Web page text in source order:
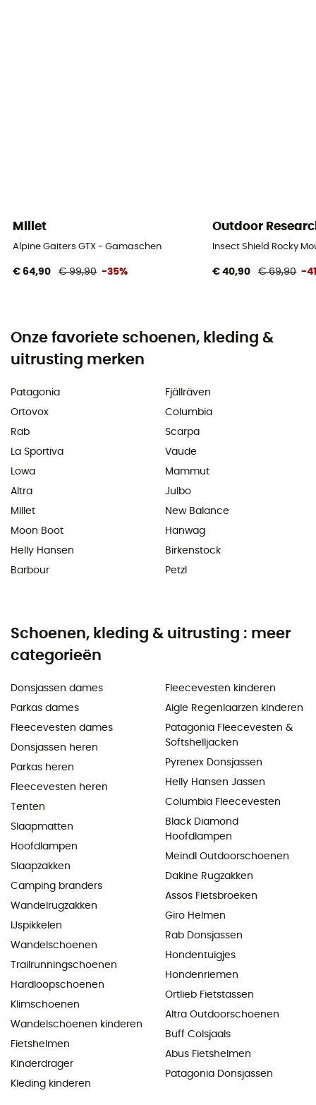
Millet
Alpine Gaiters GTX - Gamaschen
€ 64,90 € 99,90 -35%
Outdoor
Insect Shield Rocky
€ 40,90 € 69,90 -
Onze favoriete schoenen, kleding &
uitrusting merken
Patagonia
Ortovox
Rab
La Sportiva
Lowa
Altra
Millet
Moon Boot
Helly Hansen
Barbour
Fjällräven
Columbia
Scarpa
Vaude
Mammut
Julbo
New Balance
Hanwag
Birkenstock
Petzl
Schoenen, kleding & uitrusting : meer
categorieën
Donsjassen dames
Parkas dames
Fleecevesten dames
Donsjassen heren
Parkas heren
Fleecevesten heren
Tenten
Slaapmatten
Hoofdlampen
Slaapzakken
Camping branders
Wandelrugzakken
IJspikkelen
Wandelschoenen
Trailrunningschoenen
Hardloopschoenen
Klimschoenen
Wandelschoenen kinderen
Fietshelmen
Kinderdrager
Kleding kinderen
Fleecevesten kinderen
Aigle Regenlaarzen kinderen
Patagonia Fleecevesten &
Softshelljacken
Pyrenex Donsjassen
Helly Hansen Jassen
Columbia Fleecevesten
Black Diamond
Hoofdlampen
Meindl Outdoorschoenen
Dakine Rugzakken
Assos Fietsbroeken
Giro Helmen
Rab Donsjassen
Hondentuigjes
Hondenriemen
Ortlieb Fietstassen
Altra Outdoorschoenen
Buff Colsjaals
Abus Fietshelmen
Patagonia Donsjassen